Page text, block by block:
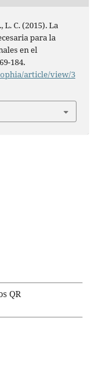
L. C. (2015). La
para la
en el
184.
article/view/3